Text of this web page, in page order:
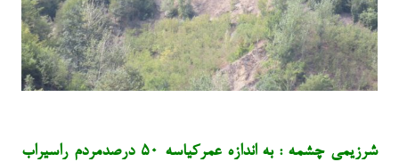
شرزیمی چشمه : به اندازه عمرکیاسه ۵۰ درصدمردم راسیراب